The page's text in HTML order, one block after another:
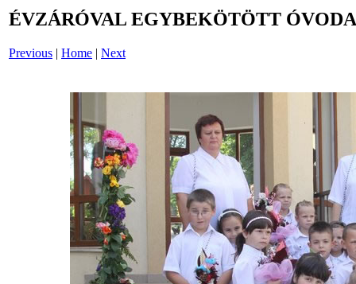
ÉVZÁRÓVAL EGYBEKÖTÖTT
Previous | Home | Next